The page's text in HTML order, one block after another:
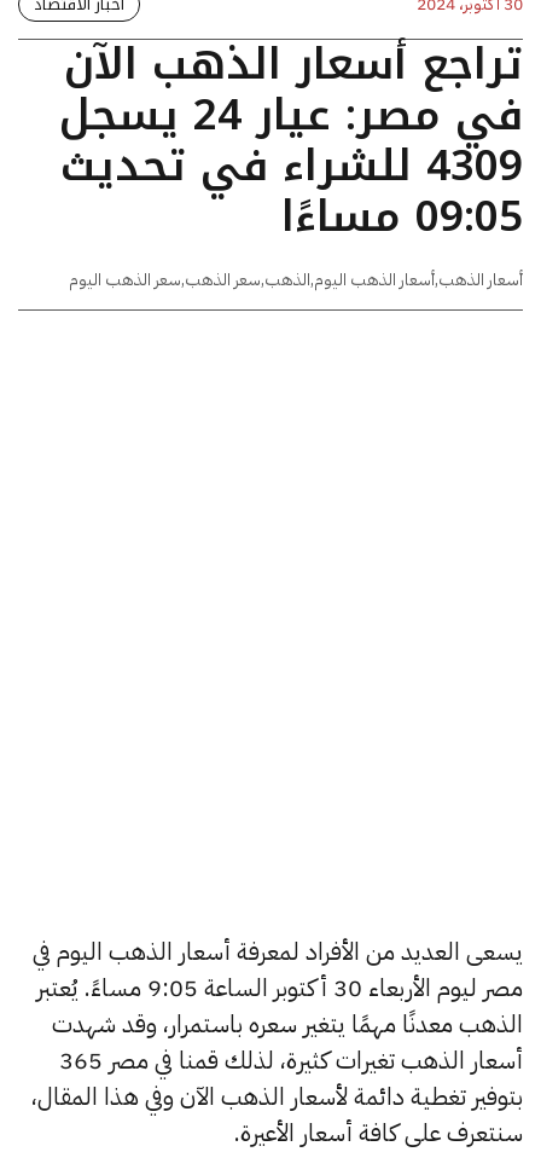
تراجع أسعار الذهب الآن
في مصر: عيار 24 يسجل
4309 للشراء في تحديث
09:05 مساءًا
أسعار الذهب,أسعار الذهب اليوم,الذهب,سعر الذهب,سعر الذهب اليوم
يسعى العديد من الأفراد لمعرفة أسعار الذهب اليوم في
مصر ليوم الأربعاء 30 أكتوبر الساعة 9:05 مساءً. يُعتبر
الذهب معدنًا مهمًا يتغير سعره باستمرار، وقد شهدت
أسعار الذهب تغيرات كثيرة، لذلك قمنا في مصر 365
بتوفير تغطية دائمة لأسعار الذهب الآن وفي هذا المقال،
سنتعرف على كافة أسعار الأعيرة.